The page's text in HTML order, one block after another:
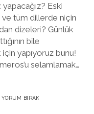
Eski
tüm dillerde niçin
dizeleri? Günlük
bile
yapıyoruz bunu!
selamlamak…
YORUM BIRAK